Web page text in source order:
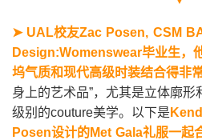
➤ UAL校友Zac Posen, CSM
Design:Womenswear毕业生，
坞气质和现代高级时装结合得非常
身上的艺术品”，尤其是立体廓
级别的couture美学。以下是
Posen设计的Met Gala礼服一起